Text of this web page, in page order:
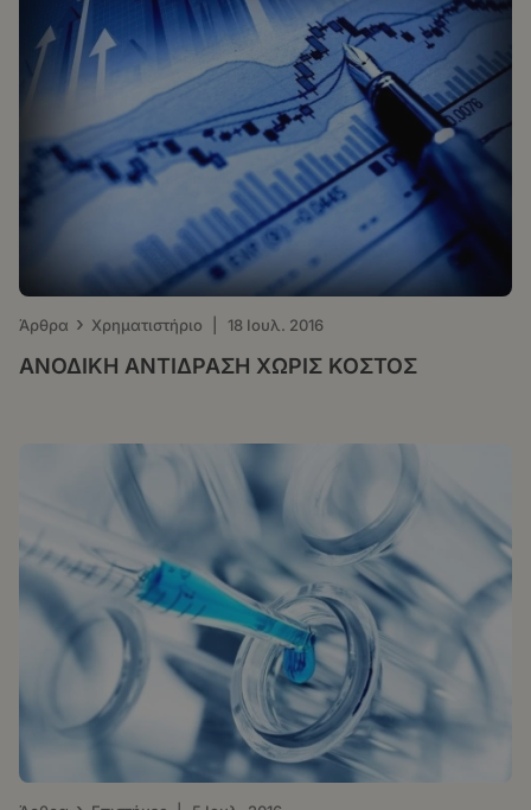
Άρθρα › Χρηματιστήριο 18 Ιουλ. 2016
ΑΝΟΔΙΚΗ ΑΝΤΙΔΡΑΣΗ ΧΩΡΙΣ ΚΟΣΤΟΣ